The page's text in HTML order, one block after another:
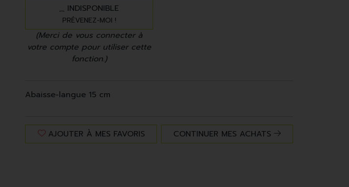
INDISPONIBLE
PRÉVENEZ-MOI !
(Merci de vous connecter à
votre compte pour utiliser cette
fonction.)
Abaisse-langue 15 cm
AJOUTER À MES FAVORIS CONTINUER MES ACHATS